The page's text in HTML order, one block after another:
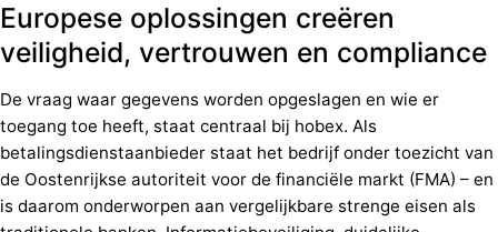
Europese oplossingen creëren
veiligheid, vertrouwen en compliance
De vraag waar gegevens worden opgeslagen en wie er
toegang toe heeft, staat centraal bij hobex. Als
betalingsdienstaanbieder staat het bedrijf onder toezicht van
de Oostenrijkse autoriteit voor de financiële markt (FMA) – en
is daarom onderworpen aan vergelijkbare strenge eisen als